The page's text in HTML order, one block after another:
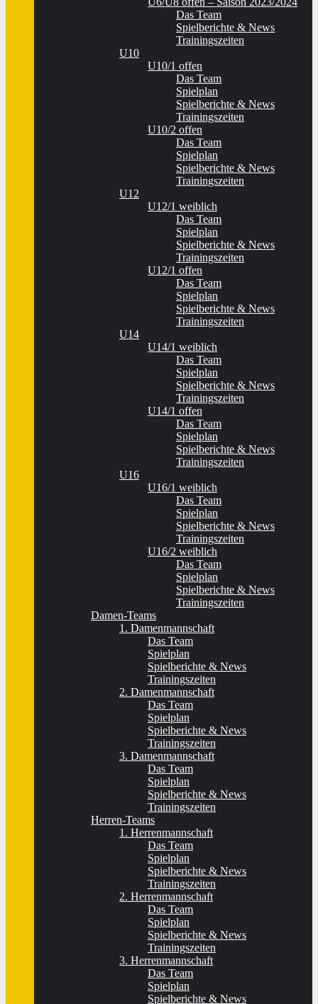
Das Team
Spielberichte & News
Trainingszeiten
U10
U10/1 offen
Das Team
Spielplan
Spielberichte & News
Trainingszeiten
U10/2 offen
Das Team
Spielplan
Spielberichte & News
Trainingszeiten
U12
U12/1 weiblich
Das Team
Spielplan
Spielberichte & News
Trainingszeiten
U12/1 offen
Das Team
Spielplan
Spielberichte & News
Trainingszeiten
U14
U14/1 weiblich
Das Team
Spielplan
Spielberichte & News
Trainingszeiten
U14/1 offen
Das Team
Spielplan
Spielberichte & News
Trainingszeiten
U16
U16/1 weiblich
Das Team
Spielplan
Spielberichte & News
Trainingszeiten
U16/2 weiblich
Das Team
Spielplan
Spielberichte & News
Trainingszeiten
Damen-Teams
1. Damenmannschaft
Das Team
Spielplan
Spielberichte & News
Trainingszeiten
2. Damenmannschaft
Das Team
Spielplan
Spielberichte & News
Trainingszeiten
3. Damenmannschaft
Das Team
Spielplan
Spielberichte & News
Trainingszeiten
Herren-Teams
1. Herrenmannschaft
Das Team
Spielplan
Spielberichte & News
Trainingszeiten
2. Herrenmannschaft
Das Team
Spielplan
Spielberichte & News
Trainingszeiten
3. Herrenmannschaft
Das Team
Spielplan
Spielberichte & News